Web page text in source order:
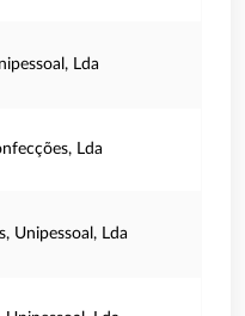
Lda
Lda
Unipessoal, Lda